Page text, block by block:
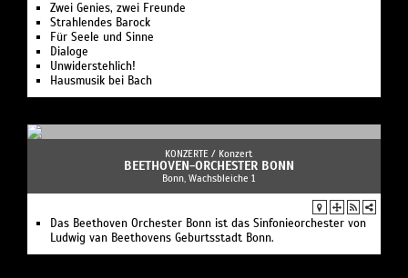
Zwei Genies, zwei Freunde
Strahlendes Barock
Für Seele und Sinne
Dialoge
Unwiderstehlich!
Hausmusik bei Bach
KONZERTE / Konzert
BEETHOVEN-ORCHESTER BONN
Bonn, Wachsbleiche 1
Das Beethoven Orchester Bonn ist das Sinfonieorchester von
Ludwig van Beethovens Geburtsstadt Bonn.